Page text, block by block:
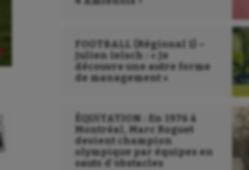
FOOTBALL (Régional 1) –
Julien Ielsch : « Je
découvre une autre forme
de management »
ÉQUITATION : En 1976 à
Montréal, Marc Roguet
devient champion
olympique par équipes en
sauts d’obstacles